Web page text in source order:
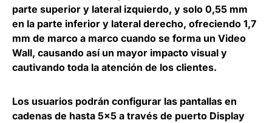
parte superior y lateral izquierdo, y solo 0,55 mm
en la parte inferior y lateral derecho, ofreciendo 1,7
mm de marco a marco cuando se forma un Video
Wall, causando así un mayor impacto visual y
cautivando toda la atención de los clientes.
Los usuarios podrán configurar las pantallas en
cadenas de hasta 5×5 a través de puerto Display